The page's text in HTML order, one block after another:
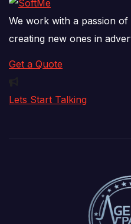
We work with a passion
creating new ones in
Get a Quote
Lets Start Talking